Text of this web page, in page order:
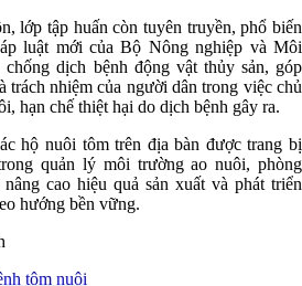
lớp tập huấn còn tuyên truyền, phổ biến
luật mới của Bộ Nông nghiệp và Môi
dịch bệnh động vật thủy sản, góp
trách nhiệm của người dân trong việc chủ
hạn chế thiệt hại do dịch bệnh gây ra.
hộ nuôi tôm trên địa bàn được trang bị
quản lý môi trường ao nuôi, phòng
cao hiệu quả sản xuất và phát triển
hướng bền vững.
tôm nuôi